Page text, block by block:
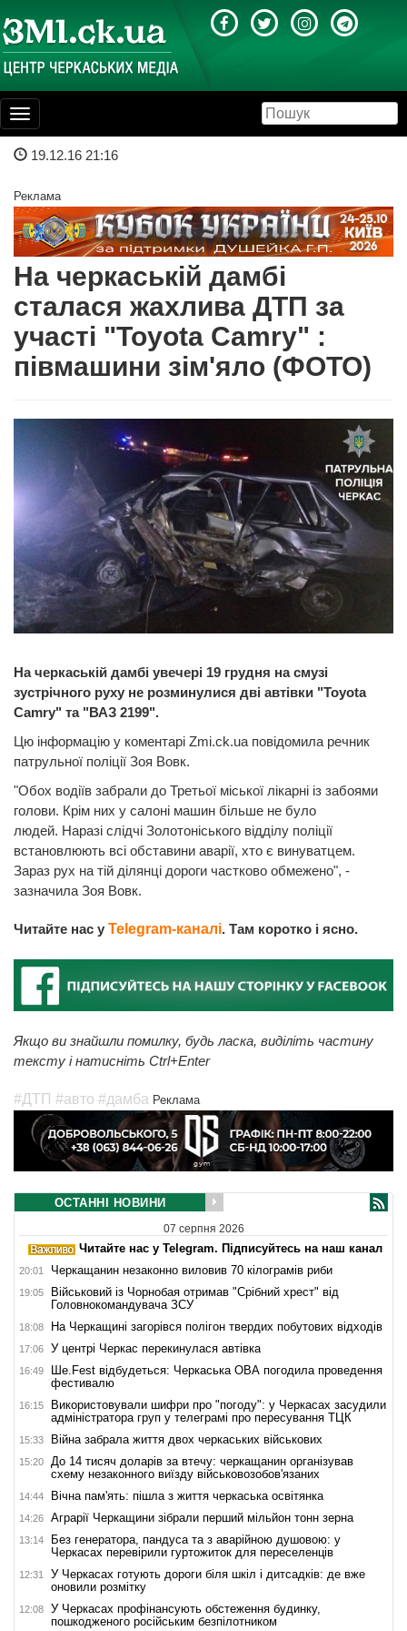
Toggle
navigation
19.12.16 21:16
Реклама
На черкаській дамбі
сталася жахлива ДТП за
участі "Toyota Сamry" :
півмашини зім'яло (ФОТО)
На черкаській дамбі увечері 19 грудня на смузі
зустрічного руху не розминулися дві автівки "Toyota
Сamry" та "ВАЗ 2199".
Цю інформацію у коментарі Zmi.ck.ua повідомила речник
патрульної поліції Зоя Вовк.
"Обох водіїв забрали до Третьої міської лікарні із забоями
голови. Крім них у салоні машин більше не було
людей. Наразі слідчі Золотоніського відділу поліції
встановлюють всі обставини аварії, хто є винуватцем.
Зараз рух на тій ділянці дороги частково обмежено", -
зазначила Зоя Вовк.
Читайте нас у Telegram-каналі. Там коротко і ясно.
Якщо ви знайшли помилку, будь ласка, виділіть частину
тексту і натисніть Ctrl+Enter
#ДТП #авто #дамба Реклама
ОСТАННІ НОВИНИ
07 серпня 2026
Читайте нас у Telegram. Підписуйтесь на наш канал
20:01 Черкащанин незаконно виловив 70 кілограмів риби
19:05
Військовий із Чорнобая отримав "Срібний хрест" від
Головнокомандувача ЗСУ
18:08 На Черкащині загорівся полігон твердих побутових відходів
17:06 У центрі Черкас перекинулася автівка
16:49
Ше.Fest відбудеться: Черкаська ОВА погодила проведення
фестивалю
16:15
Використовували шифри про "погоду": у Черкасах засудили
адміністратора груп у телеграмі про пересування ТЦК
15:33 Війна забрала життя двох черкаських військових
15:20
До 14 тисяч доларів за втечу: черкащанин організував
схему незаконного виїзду військовозобов'язаних
14:44 Вічна пам'ять: пішла з життя черкаська освітянка
14:26 Аграрії Черкащини зібрали перший мільйон тонн зерна
13:14
Без генератора, пандуса та з аварійною душовою: у
Черкасах перевірили гуртожиток для переселенців
12:31
У Черкасах готують дороги біля шкіл і дитсадків: де вже
оновили розмітку
12:08
У Черкасах профінансують обстеження будинку,
пошкодженого російським безпілотником